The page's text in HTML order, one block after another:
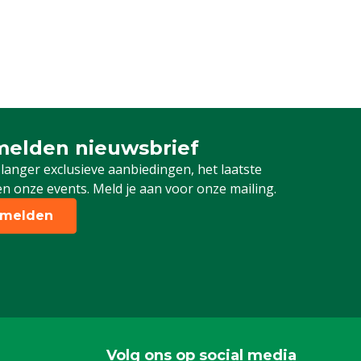
nieuwsbrief
exclusieve aanbiedingen, het laatste
onze events. Meld je aan voor onze mailing.
in voor onze nieuwsbrief
Volg ons op social media